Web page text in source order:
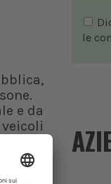
e da
le